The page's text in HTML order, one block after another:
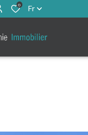
0 Fr